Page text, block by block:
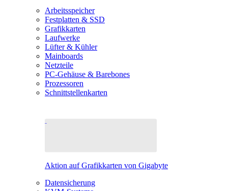
Arbeitsspeicher
Festplatten & SSD
Grafikkarten
Laufwerke
Lüfter & Kühler
Mainboards
Netzteile
PC-Gehäuse & Barebones
Prozessoren
Schnittstellenkarten
Aktion auf Grafikkarten von Gigabyte
Datensicherung